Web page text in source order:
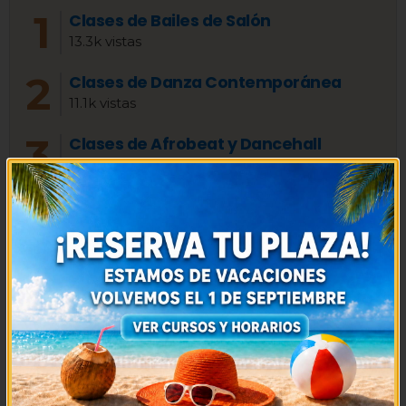
Clases de Bailes de Salón
13.3k vistas
Clases de Danza Contemporánea
11.1k vistas
Clases de Afrobeat y Dancehall
10.1k vistas
Cómo llegar
Clases de Bachata en Madrid
6.9k vistas
Especial Bodas
5.9k vistas